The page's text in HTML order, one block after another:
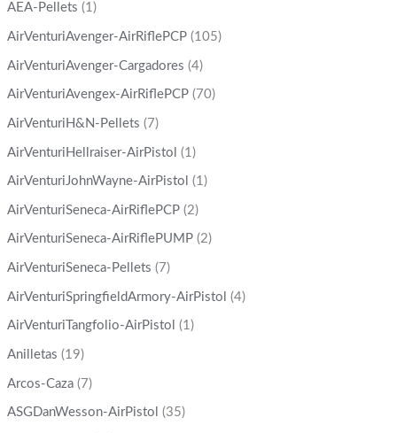
AEA-Pellets (1)
AirVenturiAvenger-AirRiflePCP (105)
AirVenturiAvenger-Cargadores (4)
AirVenturiAvengex-AirRiflePCP (70)
AirVenturiH&N-Pellets (7)
AirVenturiHellraiser-AirPistol (1)
AirVenturiJohnWayne-AirPistol (1)
AirVenturiSeneca-AirRiflePCP (2)
AirVenturiSeneca-AirRiflePUMP (2)
AirVenturiSeneca-Pellets (7)
AirVenturiSpringfieldArmory-AirPistol (4)
AirVenturiTangfolio-AirPistol (1)
Anilletas (19)
Arcos-Caza (7)
ASGDanWesson-AirPistol (35)